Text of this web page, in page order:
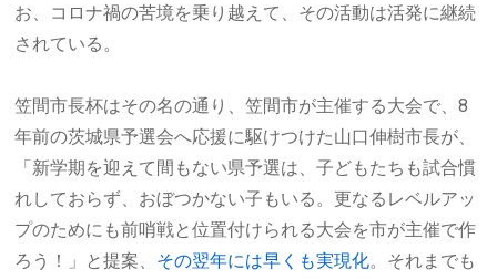
お、コロナ禍の苦境を乗り越えて、その活動は活発に継続
されている。
笠間市長杯はその名の通り、笠間市が主催する大会で、8
年前の茨城県予選会へ応援に駆けつけた山口伸樹市長が、
「新学期を迎えて間もない県予選は、子どもたちも試合慣
れしておらず、おぼつかない子もいる。更なるレベルアッ
プのためにも前哨戦と位置付けられる大会を市が主催で作
ろう！」と提案、 その翌年には早くも実現化。それまでも